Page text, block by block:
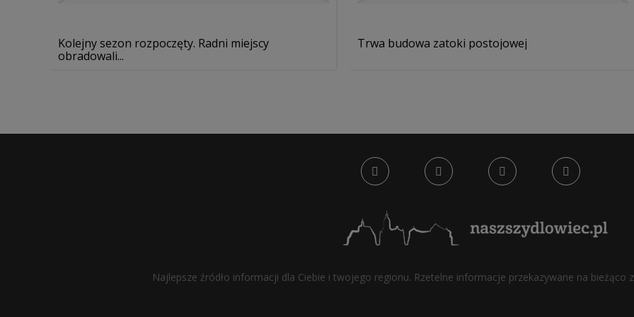
Kolejny sezon rozpoczęty. Radni miejscy
obradowali...
Trwa budowa zatoki postojowej
Najlepsze źródło informacji dla Ciebie i twojego regionu. Rzetelne informacje przekazywane na bieżąco